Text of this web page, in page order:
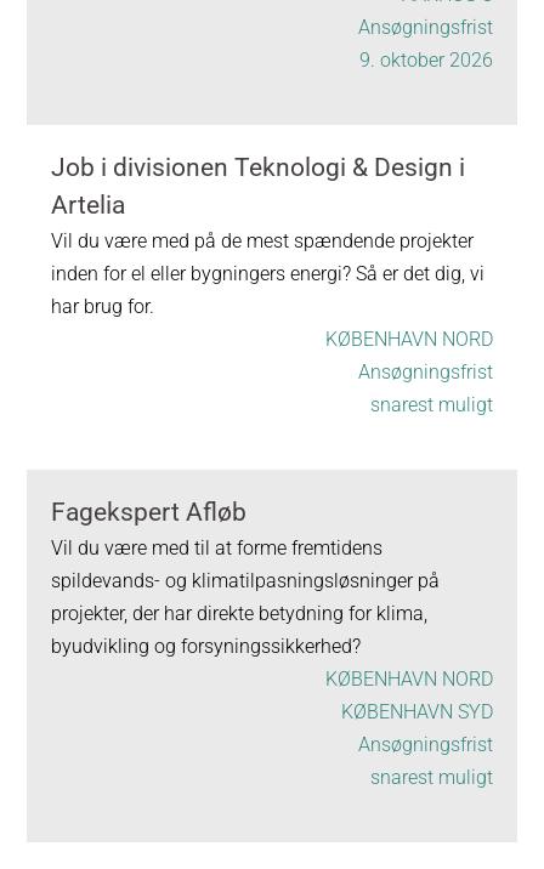
Ansøgningsfrist
9. oktober 2026
Job i divisionen Teknologi & Design i
Artelia
Vil du være med på de mest spændende projekter
inden for el eller bygningers energi? Så er det dig, vi
har brug for.
KØBENHAVN NORD
Ansøgningsfrist
snarest muligt
Fagekspert Afløb
Vil du være med til at forme fremtidens
spildevands- og klimatilpasningsløsninger på
projekter, der har direkte betydning for klima,
byudvikling og forsyningssikkerhed?
KØBENHAVN NORD
KØBENHAVN SYD
Ansøgningsfrist
snarest muligt